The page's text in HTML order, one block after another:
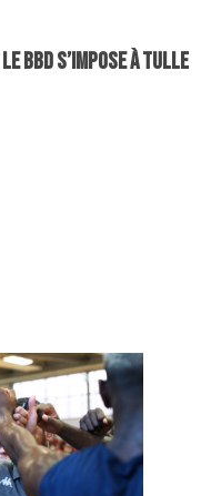
LE BBD S’IMPOSE À TULLE